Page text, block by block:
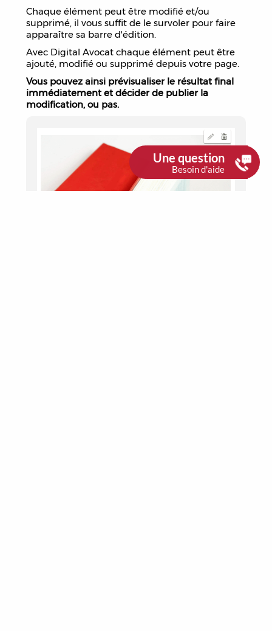
Chaque élément peut être modifié et/ou
supprimé, il vous suffit de le survoler pour faire
apparaître sa barre d'édition.
Avec Digital Avocat chaque élément peut être
ajouté, modifié ou supprimé depuis votre page.
Vous pouvez ainsi prévisualiser le résultat final
immédiatement et décider de publier la
modification, ou pas.
Une question
Besoin d'aide